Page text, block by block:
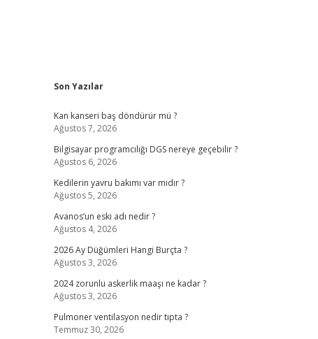
Sidebar
Son Yazılar
Kan kanseri baş döndürür mü ?
Ağustos 7, 2026
Bilgisayar programcılığı DGS nereye geçebilir ?
Ağustos 6, 2026
Kedilerin yavru bakımı var mıdır ?
Ağustos 5, 2026
Avanos’un eski adı nedir ?
Ağustos 4, 2026
2026 Ay Düğümleri Hangi Burçta ?
Ağustos 3, 2026
2024 zorunlu askerlik maaşı ne kadar ?
Ağustos 3, 2026
Pulmoner ventilasyon nedir tıpta ?
Temmuz 30, 2026